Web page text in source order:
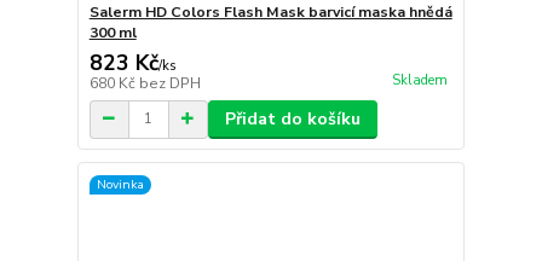
Salerm HD Colors Flash Mask barvicí maska hnědá
300 ml
823 Kč/ks
680 Kč bez DPH Skladem
Přidat do košíku
Novinka